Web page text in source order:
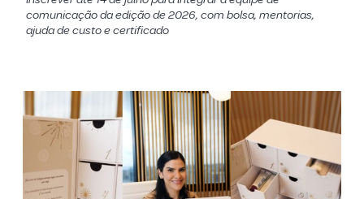
comunicação da edição de 2026, com bolsa, mentorias,
ajuda de custo e certificado